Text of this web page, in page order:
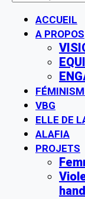
ACCUEIL
A PROPOS
VBG
ELLE DE
ALAFIA
PROJETS